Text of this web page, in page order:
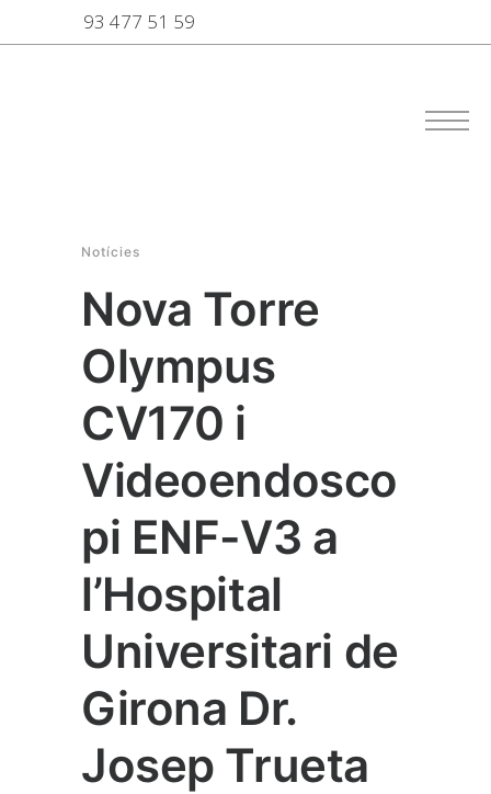
93 477 51 59
Notícies
Nova Torre
Olympus
CV170 i
Videoendosco
pi ENF-V3 a
l’Hospital
Universitari de
Girona Dr.
Josep Trueta